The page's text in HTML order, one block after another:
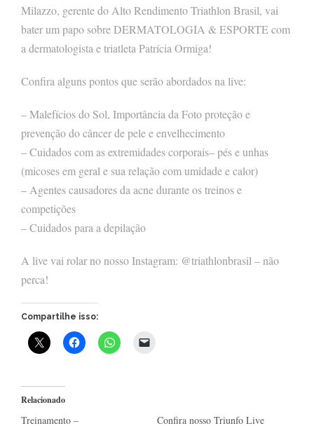
Milazzo, gerente do Alto Rendimento Triathlon Brasil, vai
bater um papo sobre DERMATOLOGIA & ESPORTE com
a dermatologista e triatleta Patrícia Ormiga!
Confira alguns pontos que serão abordados na live:
– Malefícios do Sol, Importância da Foto proteção e
prevenção do câncer de pele e envelhecimento
– Cuidados com as extremidades corporais– pés e unhas
(micoses em geral e sua relação com umidade e calor)
– Agentes causadores da acne durante os treinos e
competições
– Cuidados para a depilação
A live vai rolar no nosso Instagram: @triathlonbrasil – não
perca!
Compartilhe isso:
Relacionado
Treinamento –
Confira nosso Triunfo Live